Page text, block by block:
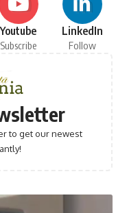
Youtube
Subscribe
LinkedIn
Follow
to get our newest